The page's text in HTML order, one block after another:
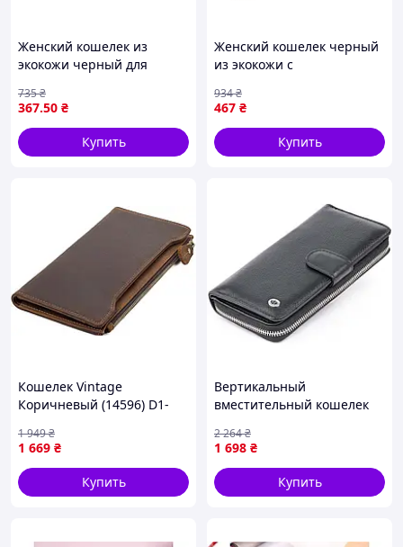
Женский кошелек из
экокожи черный для
использования и хранения
карт и наличных
367.50 ₴
735₴
Купить
Женский кошелек черный
из экокожи с
свойствами для хранения
карт и наличных
467 ₴
934₴
Купить
Кошелек Vintage
Коричневый (14596) D1-
1 669 ₴
1 949₴
Купить
Вертикальный
вместительный кошелек
Черный 19х9,5х2,5 см
1 698 ₴
2 264₴
Купить